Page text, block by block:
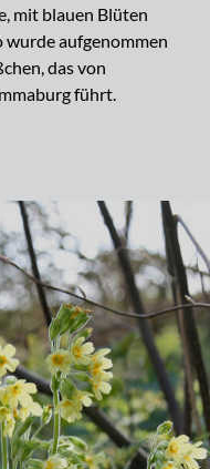
mit blauen Blüten
wurde aufgenommen
das von
führt.